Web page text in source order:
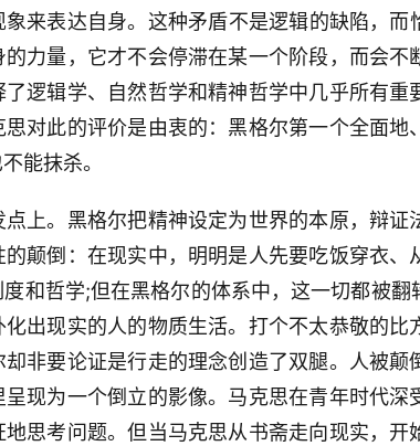
象来表达自身。这种矛盾不是逻辑的缺陷，
力量，它才不会停滞在某一个阶段，而会不
逻辑学、自然哲学和精神哲学中几乎所有重
对此的评价是由衷的：黑格尔第一个全面地
能抹杀。
上。黑格尔把精神设定为世界的本原，辩证
颠倒：在现实中，明明是人先要吃饭穿衣、
和哲学;但在黑格尔的体系中，这一切都被翻
出现实的人的物质生活。打个不太恭敬的比
非要论证是行走的理念创造了双腿。人被颠
现为一个倒立的影像。马克思在青年时代深
思考问题。但当马克思从书斋走向现实，开